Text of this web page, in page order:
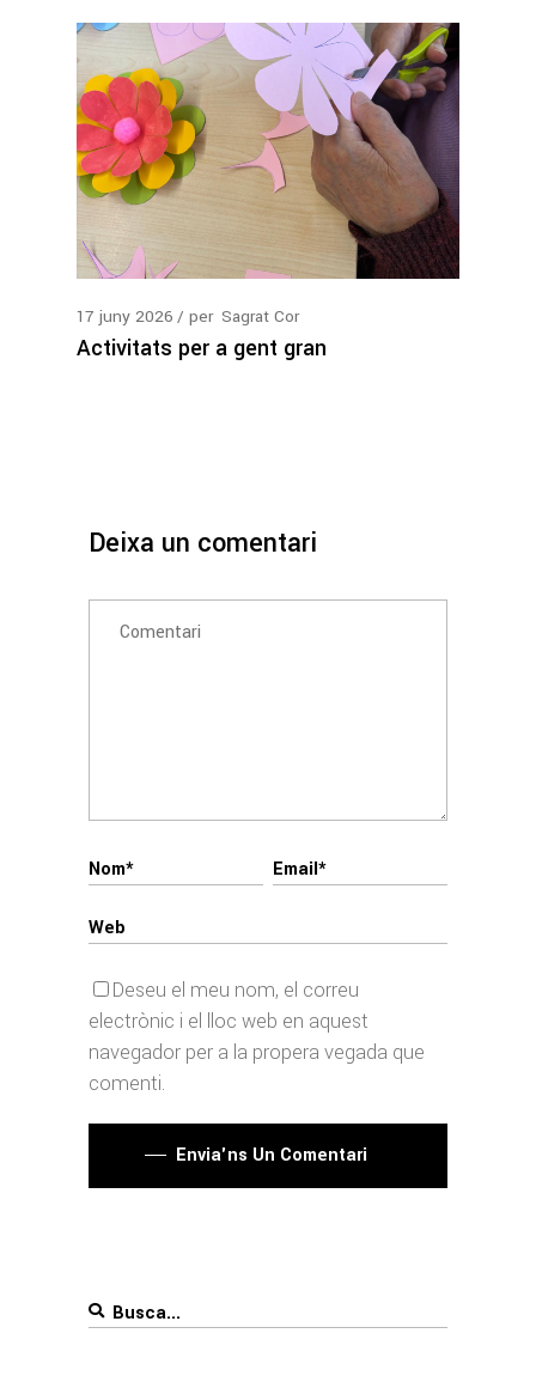
17 juny 2026 per Sagrat Cor
Activitats per a gent gran
Deixa un comentari
Deseu el meu nom, el correu
electrònic i el lloc web en aquest
navegador per a la propera vegada que
comenti.
Envia'ns Un Comentari
Search